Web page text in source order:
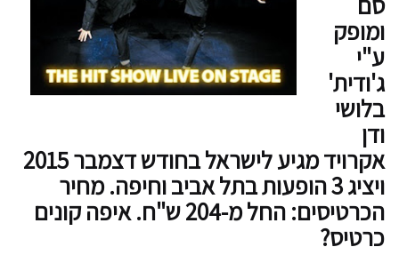
ומופק
ע"י
ג'ודית'
בלושי
ודן
אקרויד מגיע לישראל בחודש דצמבר 2015
ויציג 3 הופעות בתל אביב וחיפה. מחיר
הכרטיסים: החל מ-204 ש"ח. איפה קונים
כרטיס?